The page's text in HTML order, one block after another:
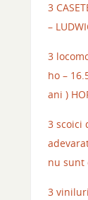
3
–
3
ho –
ani )
3 scoici
nu sunt
3